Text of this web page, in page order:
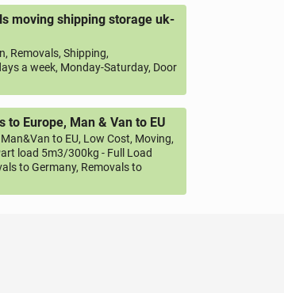
moving shipping storage uk-
Removals, Shipping,
a week, Monday-Saturday, Door
to Europe, Man & Van to EU
to EU, Low Cost, Moving,
load 5m3/300kg - Full Load
to Germany, Removals to